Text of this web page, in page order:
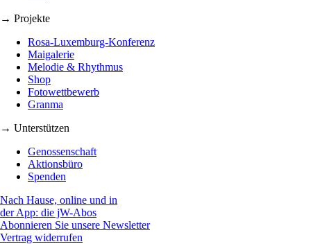
→ Projekte
Rosa-Luxemburg-Konferenz
Maigalerie
Melodie & Rhythmus
Shop
Fotowettbewerb
Granma
→ Unterstützen
Genossenschaft
Aktionsbüro
Spenden
Nach Hause, online und in
der App: die jW-Abos
Abonnieren Sie unsere Newsletter
Vertrag widerrufen